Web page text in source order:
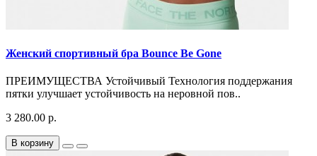
Женский спортивный бра Bounce Be Gone
ПРЕИМУЩЕСТВА Устойчивый Технология поддержания
пятки улучшает устойчивость на неровной пов..
3 280.00 р.
В корзину